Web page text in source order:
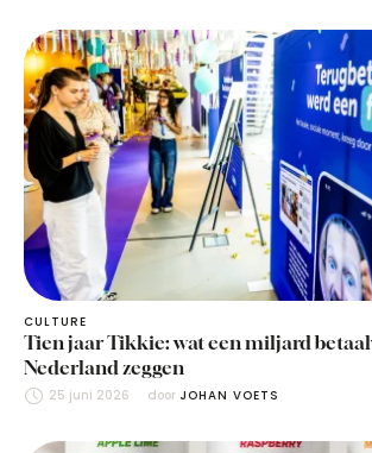
CULTURE
Tien jaar Tikkie: wat een miljard
Nederland zeggen
25 juni 2026 door JOHAN VOETS